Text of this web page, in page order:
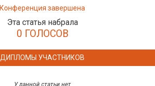
Конференция завершена
Эта статья набрала
0 ГОЛОСОВ
ДИПЛОМЫ УЧАСТНИКОВ
У данной статьи нет